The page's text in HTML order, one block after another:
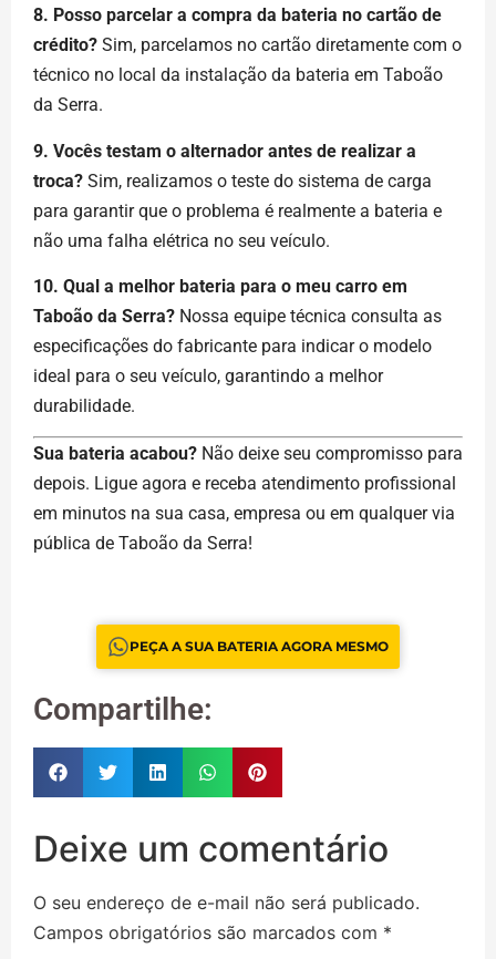
8. Posso parcelar a compra da bateria no cartão de
crédito? Sim, parcelamos no cartão diretamente com o
técnico no local da instalação da bateria em Taboão
da Serra.
9. Vocês testam o alternador antes de realizar a
troca? Sim, realizamos o teste do sistema de carga
para garantir que o problema é realmente a bateria e
não uma falha elétrica no seu veículo.
10. Qual a melhor bateria para o meu carro em
Taboão da Serra? Nossa equipe técnica consulta as
especificações do fabricante para indicar o modelo
ideal para o seu veículo, garantindo a melhor
durabilidade.
Sua bateria acabou? Não deixe seu compromisso para
depois. Ligue agora e receba atendimento profissional
em minutos na sua casa, empresa ou em qualquer via
pública de Taboão da Serra!
PEÇA A SUA BATERIA AGORA MESMO
Compartilhe:
Deixe um comentário
O seu endereço de e-mail não será publicado.
Campos obrigatórios são marcados com *